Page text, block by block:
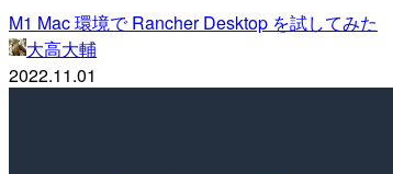
M1 Mac 環境で Rancher Desktop を試してみた
大高大輔
2022.11.01